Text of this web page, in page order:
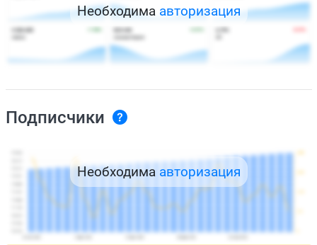
Необходима авторизация
Подписчики
Необходима авторизация